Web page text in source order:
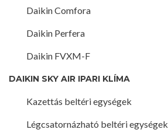
Daikin Comfora
Daikin Perfera
Daikin FVXM-F
DAIKIN SKY AIR IPARI KLÍMA
Kazettás beltéri egységek
Légcsatornázható beltéri egységek